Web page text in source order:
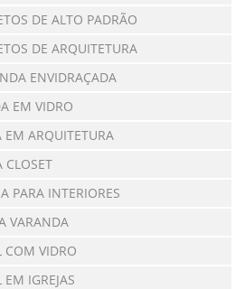
DE ALTO PADRÃO
DE ARQUITETURA
ENVIDRAÇADA
EM VIDRO
ARQUITETURA
CLOSET
PARA INTERIORES
VARANDA
COM VIDRO
IGREJAS